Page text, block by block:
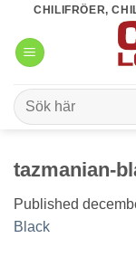
content
CHILIFRÖER,
Sök
efter:
tazmanian-
Published
Black